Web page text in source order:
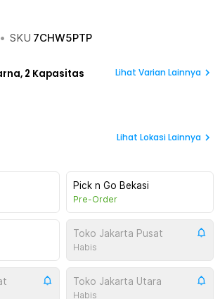
• SKU 7CHW5PTP
2 Kapasitas Lihat Varian Lainnya
Lihat Lokasi Lainnya
Pick n Go Bekasi
Pre-Order
Toko Jakarta Pusat
Habis
Toko Jakarta Utara
Habis